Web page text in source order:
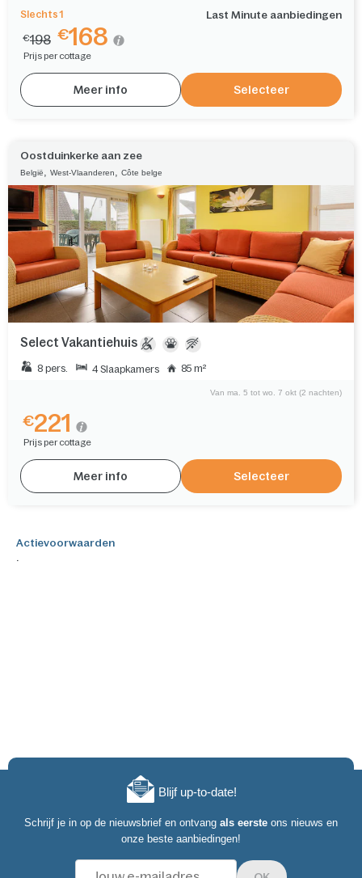
Slechts 1 Last Minute aanbiedingen
€198 €168
Prijs per cottage
Meer info Selecteer
Oostduinkerke aan zee
België, West-Vlaanderen, Côte belge
Select Vakantiehuis
8 pers. 4 Slaapkamers 85 m²
Van ma. 5 tot wo. 7 okt (2 nachten)
€221
Prijs per cottage
Meer info Selecteer
Actievoorwaarden
.
Blijf up-to-date!
Schrijf je in op de nieuwsbrief en ontvang als eerste ons nieuws en
onze beste aanbiedingen!